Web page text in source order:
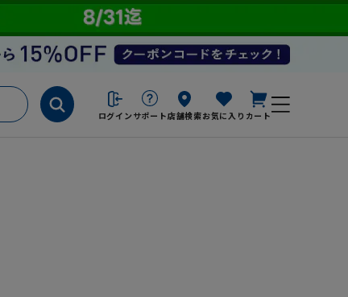
ログイン サポート店舗検索お気に入り カート